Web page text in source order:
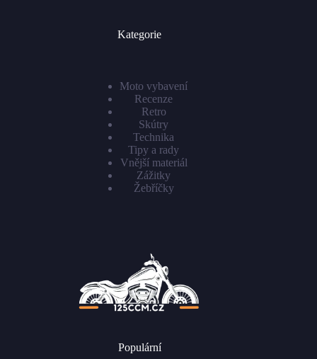
Kategorie
Moto vybavení
Recenze
Retro
Skútry
Technika
Tipy a rady
Vnější materiál
Zážitky
Žebříčky
Populární